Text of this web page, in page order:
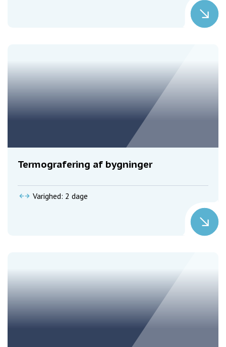
Termografering af bygninger
Varighed: 2 dage